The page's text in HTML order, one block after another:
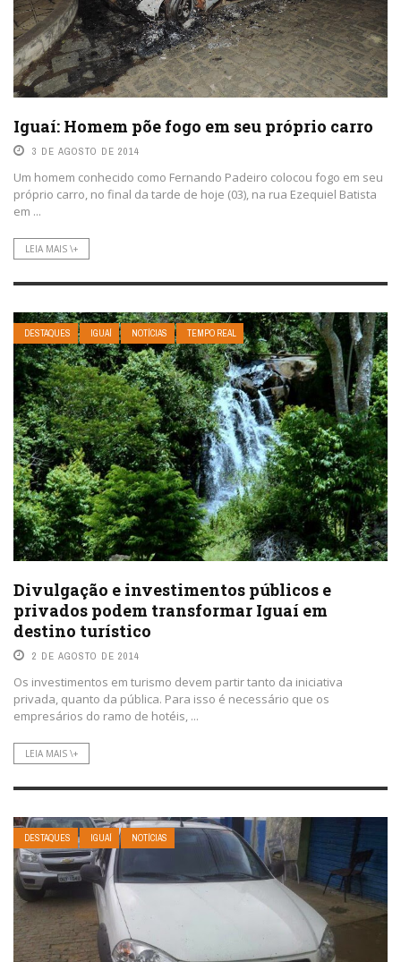
Iguaí: Homem põe fogo em seu próprio carro
3 DE AGOSTO DE 2014
Um homem conhecido como Fernando Padeiro colocou fogo em seu
próprio carro, no final da tarde de hoje (03), na rua Ezequiel Batista
em ...
LEIA MAIS \+
DESTAQUES IGUAÍ NOTÍCIAS TEMPO REAL
Divulgação e investimentos públicos e
privados podem transformar Iguaí em
destino turístico
2 DE AGOSTO DE 2014
Os investimentos em turismo devem partir tanto da iniciativa
privada, quanto da pública. Para isso é necessário que os
empresários do ramo de hotéis, ...
LEIA MAIS \+
DESTAQUES IGUAÍ NOTÍCIAS